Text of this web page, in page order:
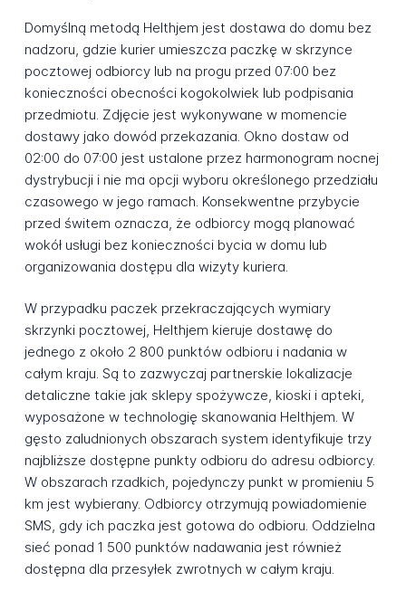
Domyślną metodą Helthjem jest dostawa do domu bez
nadzoru, gdzie kurier umieszcza paczkę w skrzynce
pocztowej odbiorcy lub na progu przed 07:00 bez
konieczności obecności kogokolwiek lub podpisania
przedmiotu. Zdjęcie jest wykonywane w momencie
dostawy jako dowód przekazania. Okno dostaw od
02:00 do 07:00 jest ustalone przez harmonogram nocnej
dystrybucji i nie ma opcji wyboru określonego przedziału
czasowego w jego ramach. Konsekwentne przybycie
przed świtem oznacza, że odbiorcy mogą planować
wokół usługi bez konieczności bycia w domu lub
organizowania dostępu dla wizyty kuriera.
W przypadku paczek przekraczających wymiary
skrzynki pocztowej, Helthjem kieruje dostawę do
jednego z około 2 800 punktów odbioru i nadania w
całym kraju. Są to zazwyczaj partnerskie lokalizacje
detaliczne takie jak sklepy spożywcze, kioski i apteki,
wyposażone w technologię skanowania Helthjem. W
gęsto zaludnionych obszarach system identyfikuje trzy
najbliższe dostępne punkty odbioru do adresu odbiorcy.
W obszarach rzadkich, pojedynczy punkt w promieniu 5
km jest wybierany. Odbiorcy otrzymują powiadomienie
SMS, gdy ich paczka jest gotowa do odbioru. Oddzielna
sieć ponad 1 500 punktów nadawania jest również
dostępna dla przesyłek zwrotnych w całym kraju.